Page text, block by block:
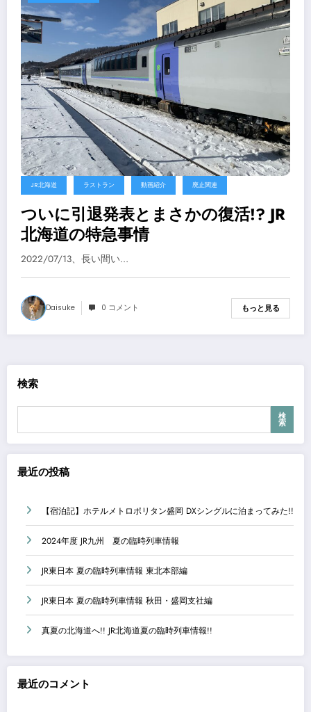
JR北海道 ラストラン 動画紹介 廃止関連
ついに引退発表とまさかの復活!? JR
北海道の特急事情
2022/07/13、長い間い…
Daisuke 0 コメント もっと見る
検索
検
索
最近の投稿
【宿泊記】ホテルメトロポリタン盛岡 DXシングルに泊まってみた!!
2024年度 JR九州 夏の臨時列車情報
JR東日本 夏の臨時列車情報 東北本部編
JR東日本 夏の臨時列車情報 秋田・盛岡支社編
真夏の北海道へ!! JR北海道夏の臨時列車情報!!
最近のコメント